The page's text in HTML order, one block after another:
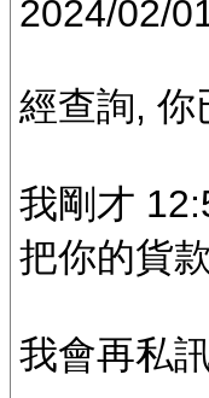
2024/02/
經查詢, 你
我剛才
把你的貨
我會再私